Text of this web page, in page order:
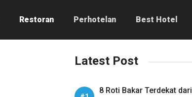
Restoran Perhotelan Best Hotel
Latest Post
8 Roti Bakar Terdekat dari